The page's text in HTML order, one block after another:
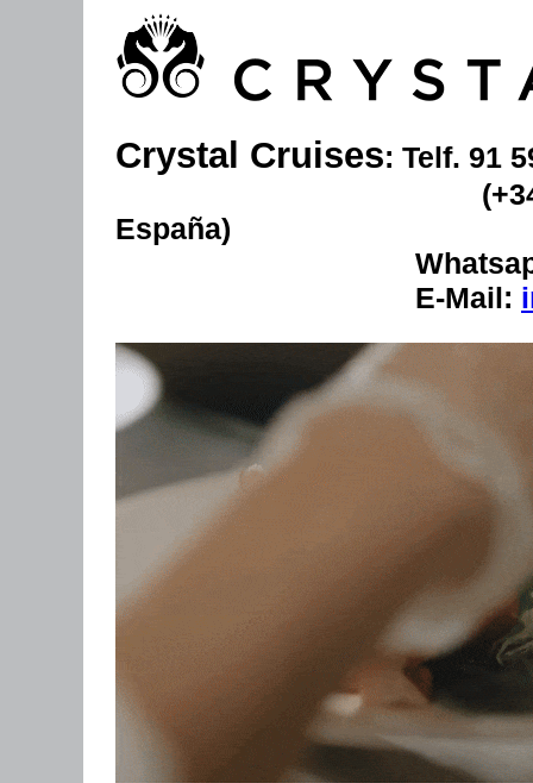
Crystal Cruises: Telf. 91
(+34) 667 667
España)
E-Mail: